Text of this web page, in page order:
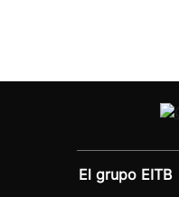
El grupo EITB